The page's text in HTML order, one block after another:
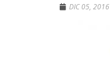
DIC 05, 2016